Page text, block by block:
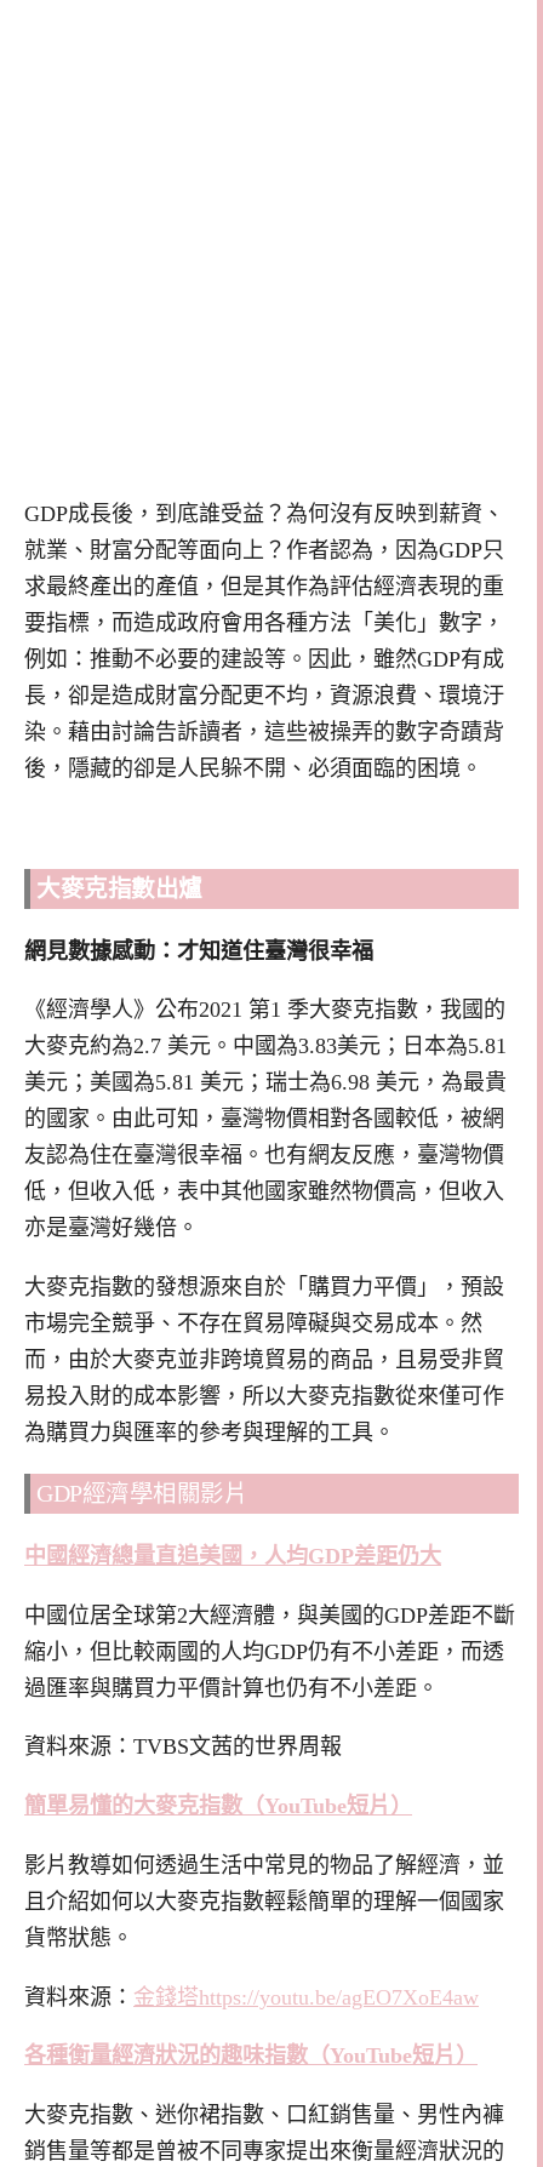
GDP成長後，到底誰受益？為何沒有反映到薪資、
就業、財富分配等面向上？作者認為，因為GDP只
求最終產出的產值，但是其作為評估經濟表現的重
要指標，而造成政府會用各種方法「美化」數字，
例如：推動不必要的建設等。因此，雖然GDP有成
長，卻是造成財富分配更不均，資源浪費、環境汙
染。藉由討論告訴讀者，這些被操弄的數字奇蹟背
後，隱藏的卻是人民躲不開、必須面臨的困境。
大麥克指數出爐
網見數據感動：才知道住臺灣很幸福
《經濟學人》公布2021 第1 季大麥克指數，我國的
大麥克約為2.7 美元。中國為3.83美元；日本為5.81
美元；美國為5.81 美元；瑞士為6.98 美元，為最貴
的國家。由此可知，臺灣物價相對各國較低，被網
友認為住在臺灣很幸福。也有網友反應，臺灣物價
低，但收入低，表中其他國家雖然物價高，但收入
亦是臺灣好幾倍。
大麥克指數的發想源來自於「購買力平價」，預設
市場完全競爭、不存在貿易障礙與交易成本。然
而，由於大麥克並非跨境貿易的商品，且易受非貿
易投入財的成本影響，所以大麥克指數從來僅可作
為購買力與匯率的參考與理解的工具。
GDP經濟學相關影片
中國經濟總量直追美國，人均GDP差距仍大
中國位居全球第2大經濟體，與美國的GDP差距不斷
縮小，但比較兩國的人均GDP仍有不小差距，而透
過匯率與購買力平價計算也仍有不小差距。
資料來源：TVBS文茜的世界周報
簡單易懂的大麥克指數（YouTube短片）
影片教導如何透過生活中常見的物品了解經濟，並
且介紹如何以大麥克指數輕鬆簡單的理解一個國家
貨幣狀態。
資料來源： 金錢塔https://youtu.be/agEO7XoE4aw
各種衡量經濟狀況的趣味指數（YouTube短片）
大麥克指數、迷你裙指數、口紅銷售量、男性內褲
銷售量等都是曾被不同專家提出來衡量經濟狀況的